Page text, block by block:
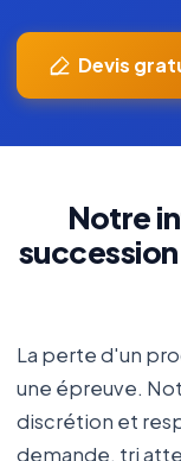
Devis
Notre
La perte d'un
une épreuve.
discrétion et
demande, tri